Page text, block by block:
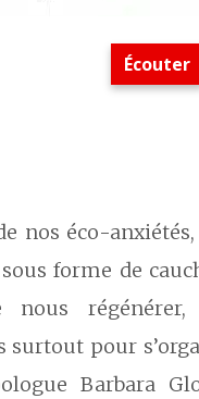
Écouter
nos éco-
forme de
pour
Barbara